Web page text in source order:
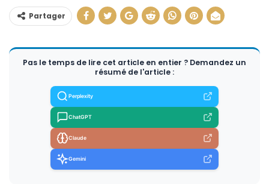
Partager
Pas le temps de lire cet article en entier ? Demandez un
résumé de l'article :
Perplexity
ChatGPT
Claude
Gemini